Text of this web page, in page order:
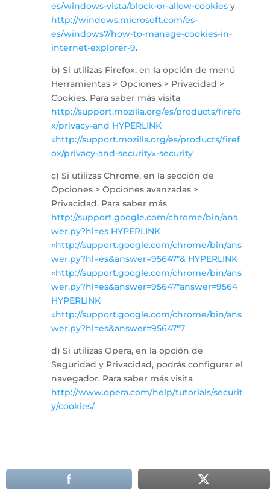
es/windows-vista/block-or-allow-cookiesy
http://windows.microsoft.com/es-
es/windows7/how-to-manage-cookies-in-
internet-explorer-9.
b) Si utilizas Firefox, en la opción de menú
Herramientas > Opciones > Privacidad >
Cookies. Para saber más visita
http://support.mozilla.org/es/products/firefo
x/privacy-and HYPERLINK
«http://support.mozilla.org/es/products/firef
ox/privacy-and-security»-security
c) Si utilizas Chrome, en la sección de
Opciones > Opciones avanzadas >
Privacidad. Para saber más
http://support.google.com/chrome/bin/ans
wer.py?hl=es HYPERLINK
«http://support.google.com/chrome/bin/ans
wer.py?hl=es&answer=95647″& HYPERLINK
«http://support.google.com/chrome/bin/ans
wer.py?hl=es&answer=95647″answer=9564
HYPERLINK
«http://support.google.com/chrome/bin/ans
wer.py?hl=es&answer=95647″7
d) Si utilizas Opera, en la opción de
Seguridad y Privacidad, podrás configurar el
navegador. Para saber más visita
http://www.opera.com/help/tutorials/securit
y/cookies/